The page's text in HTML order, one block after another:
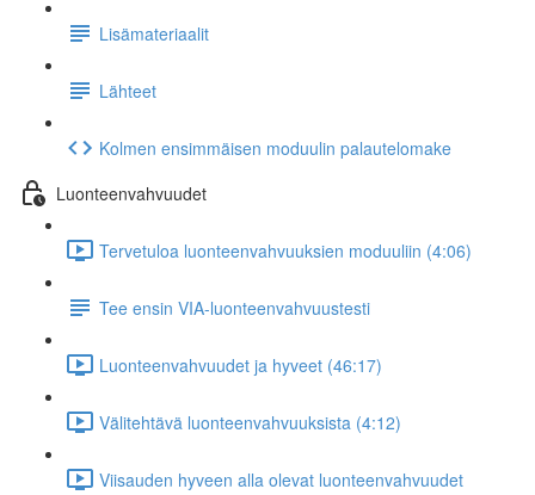
Lisämateriaalit
Lähteet
Kolmen ensimmäisen moduulin palautelomake
Luonteenvahvuudet
Tervetuloa luonteenvahvuuksien moduuliin (4:06)
Tee ensin VIA-luonteenvahvuustesti
Luonteenvahvuudet ja hyveet (46:17)
Välitehtävä luonteenvahvuuksista (4:12)
Viisauden hyveen alla olevat luonteenvahvuudet